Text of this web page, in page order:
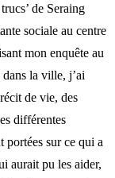
de Seraing
sociale au centre
mon enquête au
la ville, j’ai
de vie, des
différentes
portées sur ce qui a
aurait pu les aider,